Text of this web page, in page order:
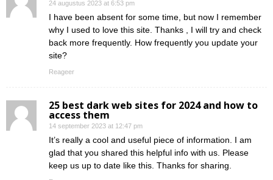
24 augustus 2023 at 6:53 pm
I have been absent for some time, but now I remember
why I used to love this site. Thanks , I will try and check
back more frequently. How frequently you update your
site?
Reageer
25 best dark web sites for 2024 and how to
access them
14 september 2023 at 12:47 pm
It’s really a cool and useful piece of information. I am
glad that you shared this helpful info with us. Please
keep us up to date like this. Thanks for sharing.